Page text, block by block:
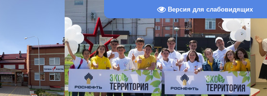
Версия для слабовидящих